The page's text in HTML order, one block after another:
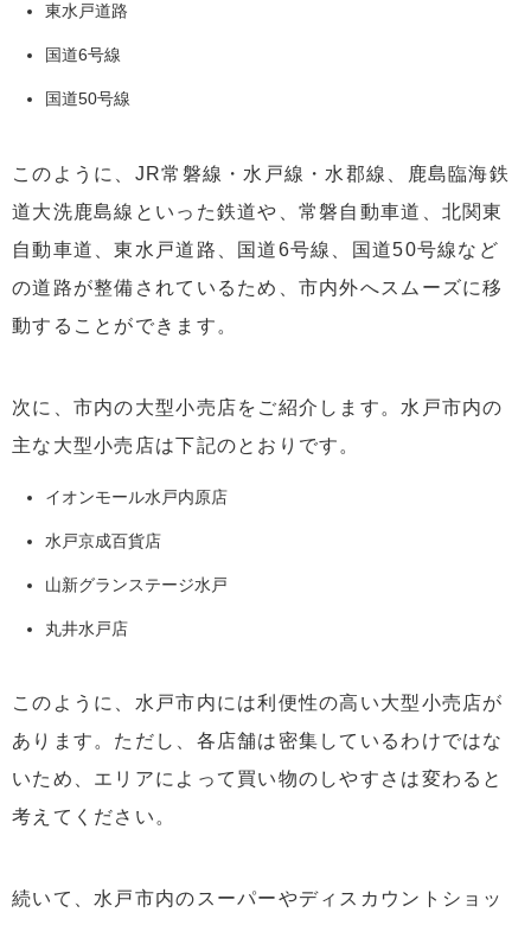
東水戸道路
国道6号線
国道50号線
このように、JR常磐線・水戸線・水郡線、鹿島臨海鉄
道大洗鹿島線といった鉄道や、常磐自動車道、北関東
自動車道、東水戸道路、国道6号線、国道50号線など
の道路が整備されているため、市内外へスムーズに移
動することができます。
次に、市内の大型小売店をご紹介します。水戸市内の
主な大型小売店は下記のとおりです。
イオンモール水戸内原店
水戸京成百貨店
山新グランステージ水戸
丸井水戸店
このように、水戸市内には利便性の高い大型小売店が
あります。ただし、各店舗は密集しているわけではな
いため、エリアによって買い物のしやすさは変わると
考えてください。
続いて、水戸市内のスーパーやディスカウントショッ